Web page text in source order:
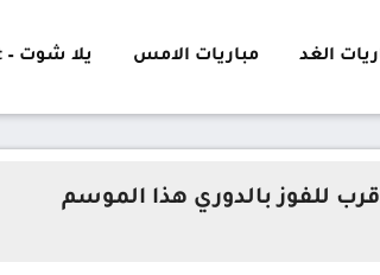
الغد مباريات الامس يلا شوت – yalla shoot
للفوز بالدوري هذا الموسم